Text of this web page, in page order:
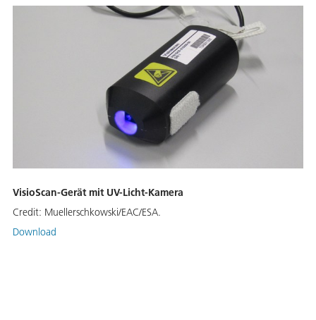
VisioScan-Gerät mit UV-Licht-Kamera
Credit: Muellerschkowski/EAC/ESA.
Download